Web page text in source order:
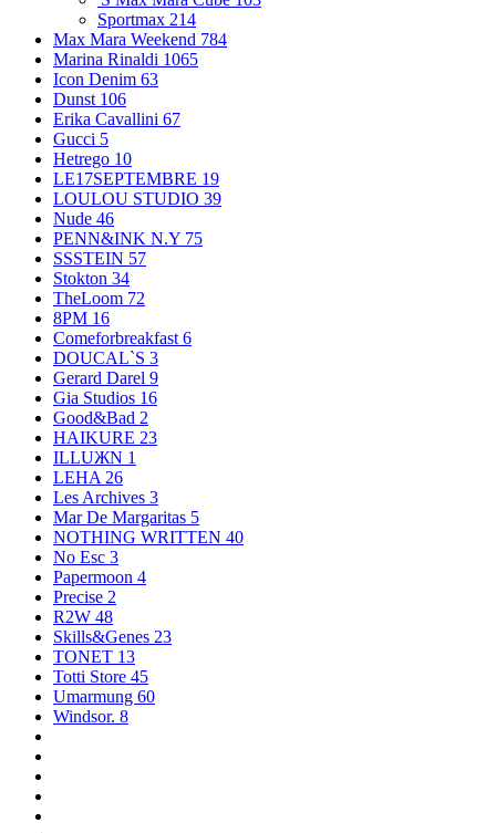
Sportmax 214
Max Mara Weekend 784
Marina Rinaldi 1065
Icon Denim 63
Dunst 106
Erika Cavallini 67
Gucci 5
Hetrego 10
LE17SEPTEMBRE 19
LOULOU STUDIO 39
Nude 46
PENN&INK N.Y 75
SSSTEIN 57
Stokton 34
TheLoom 72
8PM 16
Comeforbreakfast 6
DOUCAL`S 3
Gerard Darel 9
Gia Studios 16
Good&Bad 2
HAIKURE 23
ILLUЖN 1
LEHA 26
Les Archives 3
Mar De Margaritas 5
NOTHING WRITTEN 40
No Esc 3
Papermoon 4
Precise 2
R2W 48
Skills&Genes 23
TONET 13
Totti Store 45
Umarmung 60
Windsor. 8